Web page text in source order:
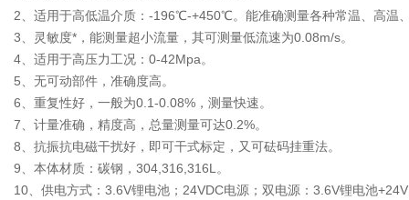
2、适用于高低温介质：-196℃-+450℃。能准确测量各种常温、高温
3、灵敏度*，能测量超小流量，其可测量低流速为0.08m/s。
4、适用于高压力工况：0-42Mpa。
5、无可动部件，准确度高。
6、重复性好，一般为0.1-0.08%，测量快速。
7、计量准确，精度高，总量测量可达0.2%。
8、抗振抗电磁干扰好，即可干式标定，又可砝码挂重法。
9、本体材质：碳钢，304,316,316L。
10、供电方式：3.6V锂电池；24VDC电源；双电源：3.6V锂电池